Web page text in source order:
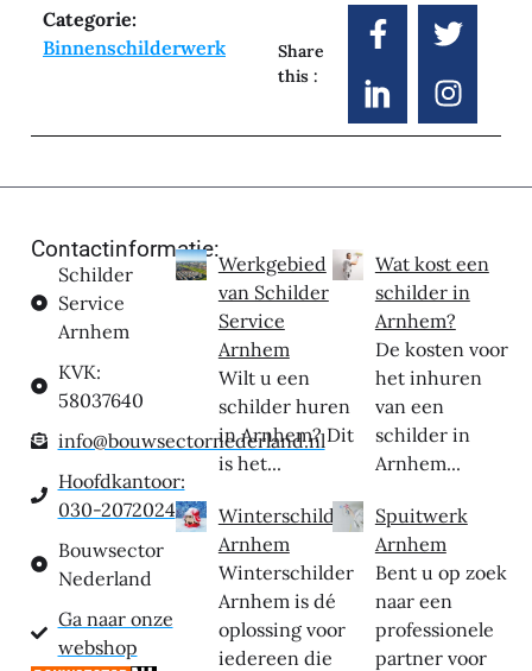
Categorie:
Binnenschilderwerk
Share
this :
Contactinformatie:
Schilder
Service
Arnhem
KVK:
58037640
info@bouwsectornederland.nl
Hoofdkantoor:
030-2072024
Bouwsector
Nederland
Ga naar onze
webshop
Werkgebied
van Schilder
Service
Arnhem
Wilt u een
schilder huren
in Arnhem? Dit
is het...
Winterschilder
Arnhem
Winterschilder
Arnhem is dé
oplossing voor
iedereen die
Wat kost een
schilder in
Arnhem?
De kosten voor
het inhuren
van een
schilder in
Arnhem...
Spuitwerk
Arnhem
Bent u op zoek
naar een
professionele
partner voor